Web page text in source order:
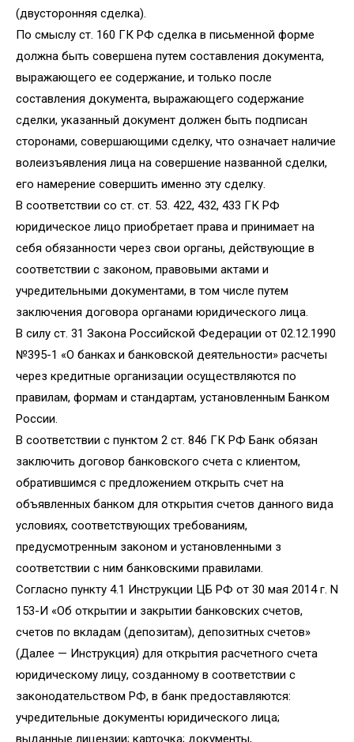
(двусторонняя сделка).
По смыслу ст. 160 ГК РФ сделка в письменной форме
должна быть совершена путем составления документа,
выражающего ее содержание, и только после
составления документа, выражающего содержание
сделки, указанный документ должен быть подписан
сторонами, совершающими сделку, что означает наличие
волеизъявления лица на совершение названной сделки,
его намерение совершить именно эту сделку.
В соответствии со ст. ст. 53. 422, 432, 433 ГК РФ
юридическое лицо приобретает права и принимает на
себя обязанности через свои органы, действующие в
соответствии с законом, правовыми актами и
учредительными документами, в том числе путем
заключения договора органами юридического лица.
В силу ст. 31 Закона Российской Федерации от 02.12.1990
№395-1 «О банках и банковской деятельности» расчеты
через кредитные организации осуществляются по
правилам, формам и стандартам, установленным Банком
России.
В соответствии с пунктом 2 ст. 846 ГК РФ Банк обязан
заключить договор банковского счета с клиентом,
обратившимся с предложением открыть счет на
объявленных банком для открытия счетов данного вида
условиях, соответствующих требованиям,
предусмотренным законом и установленными з
соответствии с ним банковскими правилами.
Согласно пункту 4.1 Инструкции ЦБ РФ от 30 мая 2014 г. N
153-И «Об открытии и закрытии банковских счетов,
счетов по вкладам (депозитам), депозитных счетов»
(Далее — Инструкция) для открытия расчетного счета
юридическому лицу, созданному в соответствии с
законодательством РФ, в банк предоставляются:
учредительные документы юридического лица;
выданные лицензии; карточка; документы,